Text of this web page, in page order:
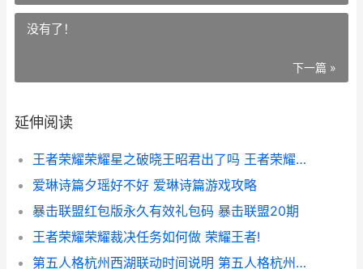
没有了！
下一篇 »
延伸阅读
王者荣耀荣耀星之破晓王昭君出了吗 王者荣耀荣耀星光称号怎么获得
爱琳诗篇夕瑶好不好 爱琳诗篇游戏攻略
暴击联盟红包版永久有效礼包码 暴击联盟20期
王者荣耀荣耀裁决任务如何做 荣耀王者!
第五人格杭州西湖联动时间说明 第五人格杭州线下门票